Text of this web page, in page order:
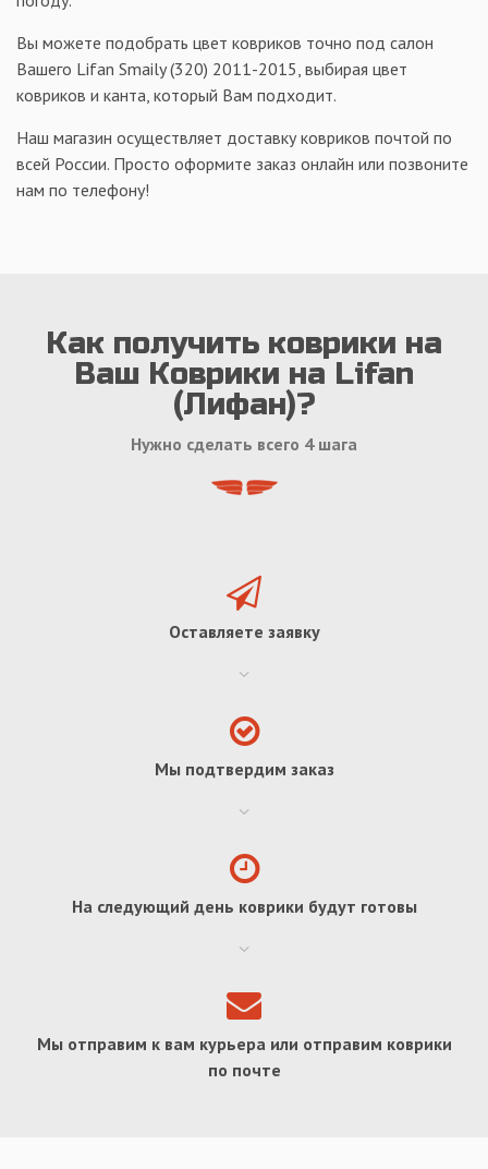
Вы можете подобрать цвет ковриков точно под салон
Вашего Lifan Smaily (320) 2011-2015, выбирая цвет
ковриков и канта, который Вам подходит.
Наш магазин осуществляет доставку ковриков почтой по
всей России. Просто оформите заказ онлайн или позвоните
нам по телефону!
Как получить коврики на
Ваш Коврики на Lifan
(Лифан)?
Нужно сделать всего 4 шага
Оставляете заявку
Мы подтвердим заказ
На следующий день коврики будут готовы
Мы отправим к вам курьера или отправим коврики
по почте